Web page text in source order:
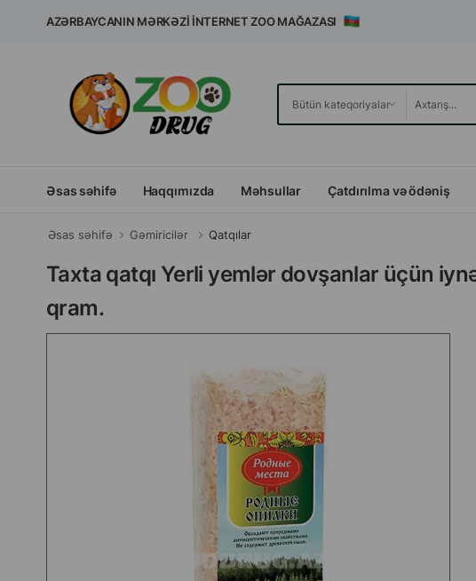
AZƏRBAYCANIN MƏRKƏZI İNTERNET ZOO MAĞAZASI
Əsas səhifə Haqqımızda Məhsullar Çatdırılma və ödəniş
Əsas səhifə Gəmiricilər Qatqılar
Taxta qatqı Yerli yemlər dovşanlar üçün
qram.